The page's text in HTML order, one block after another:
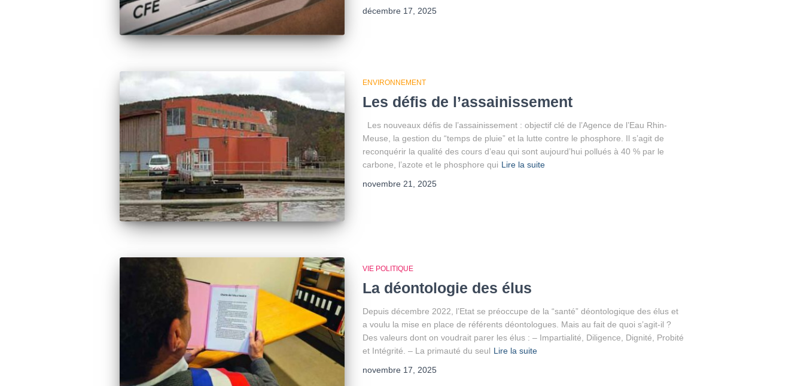
décembre 17, 2025
ENVIRONNEMENT
Les défis de l’assainissement
Les nouveaux défis de l’assainissement : objectif clé de l’Agence de l’Eau Rhin-
Meuse, la gestion du “temps de pluie” et la lutte contre le phosphore. Il s’agit de
reconquérir la qualité des cours d’eau qui sont aujourd’hui pollués à 40 % par le
carbone, l’azote et le phosphore qui Lire la suite
novembre 21, 2025
VIE POLITIQUE
La déontologie des élus
Depuis décembre 2022, l’Etat se préoccupe de la “santé” déontologique des élus et
a voulu la mise en place de référents déontologues. Mais au fait de quoi s’agit-il ?
Des valeurs dont on voudrait parer les élus : – Impartialité, Diligence, Dignité, Probité
et Intégrité. – La primauté du seul Lire la suite
novembre 17, 2025